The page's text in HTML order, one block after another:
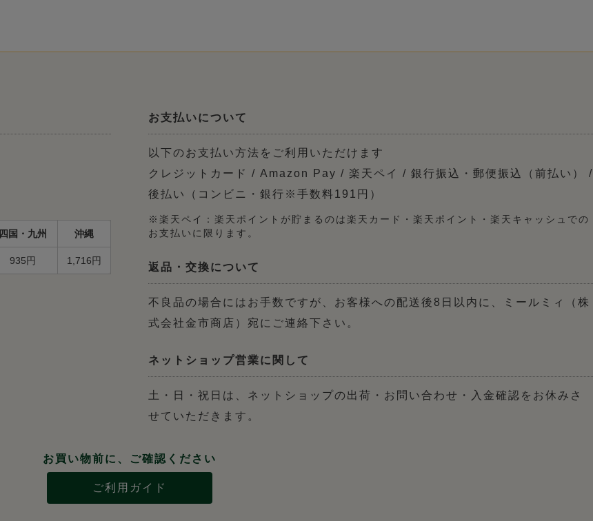
四国・九州 沖縄
935円 1,716円
お支払いについて
以下のお支払い方法をご利用いただけます
クレジットカード / Amazon Pay / 楽天ペイ / 銀行振込・郵便振込（前払い） /
後払い（コンビニ・銀行※手数料191円）
※楽天ペイ：楽天ポイントが貯まるのは楽天カード・楽天ポイント・楽天キャッシュでの
お支払いに限ります。
返品・交換について
不良品の場合にはお手数ですが、お客様への配送後8日以内に、ミールミィ（株
式会社金市商店）宛にご連絡下さい。
ネットショップ営業に関して
土・日・祝日は、ネットショップの出荷・お問い合わせ・入金確認をお休みさ
せていただきます。
お買い物前に、ご確認ください
ご利用ガイド